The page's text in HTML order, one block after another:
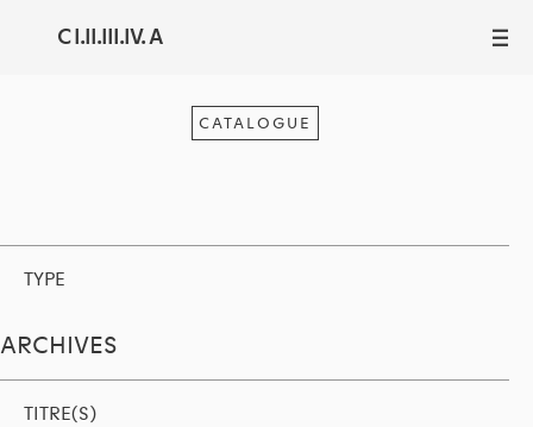
C I.II.III.IV. A III
CATALOGUE
TYPE
ARCHIVES
TITRE(S)